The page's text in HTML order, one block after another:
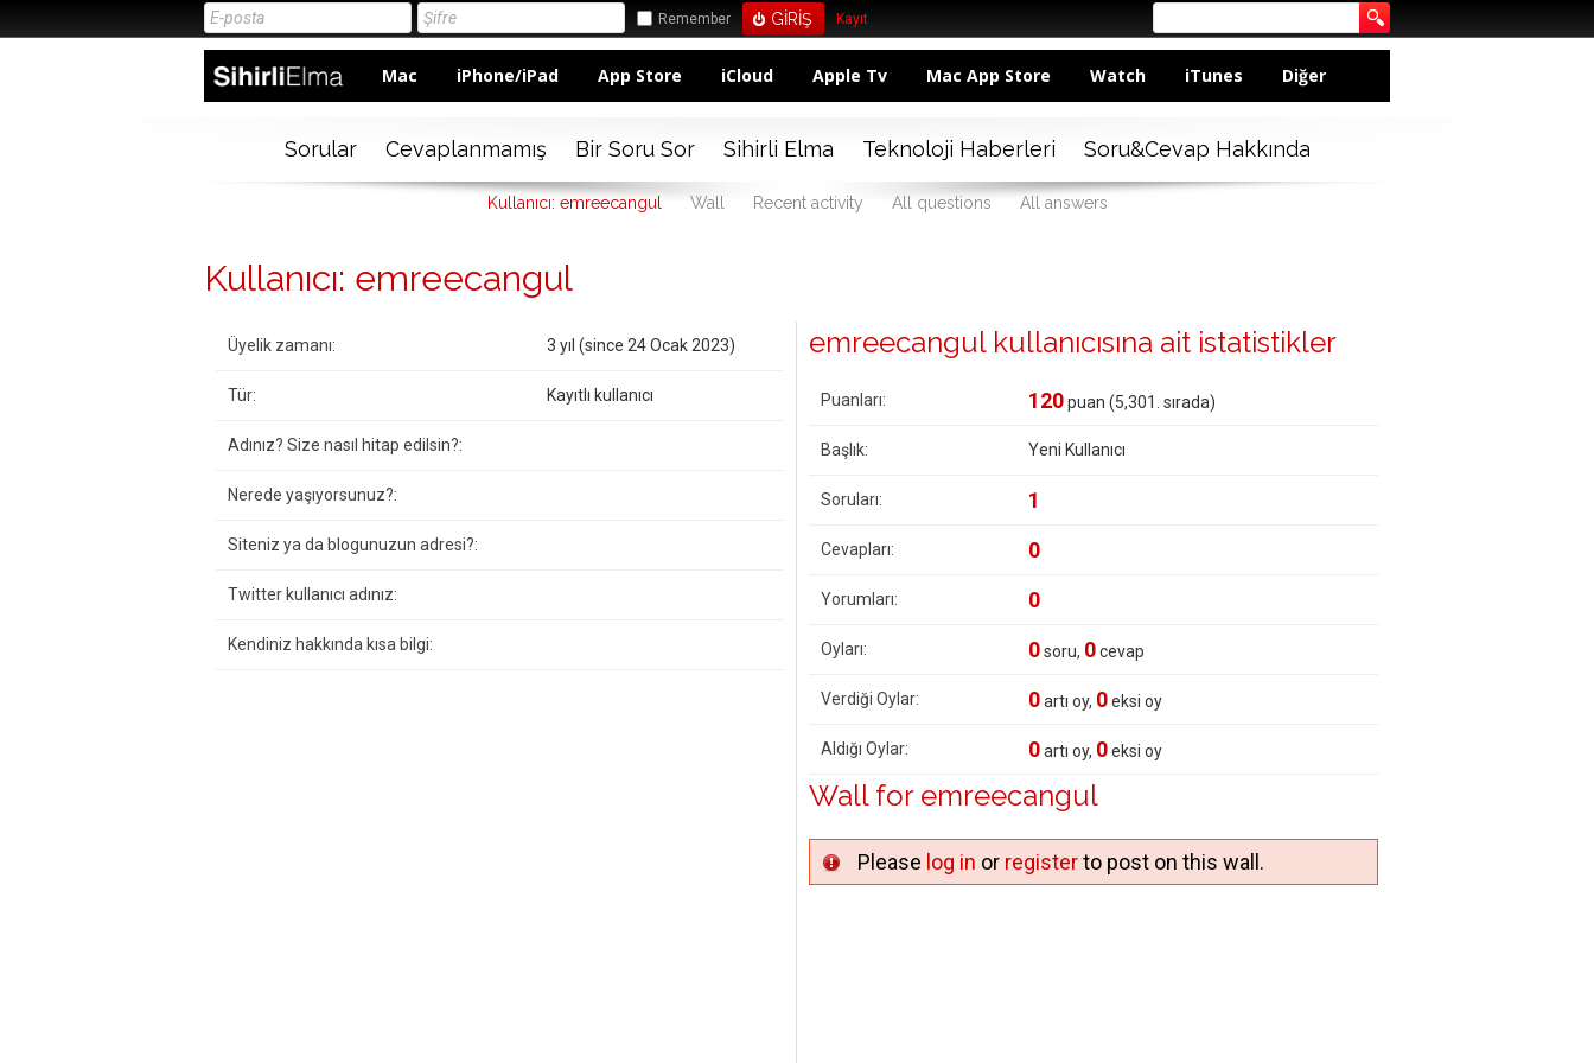
Remember Kayıt
Mac iPhone/iPad App Store iCloud Apple Tv Mac App Store Watch iTunes Diğer
Sorular Cevaplanmamış Bir Soru Sor Sihirli Elma Teknoloji Haberleri Soru&Cevap Hakkında
Kullanıcı: emreecangul Wall Recent activity All questions All answers
Kullanıcı: emreecangul
Üyelik zamanı: 3 yıl (since 24 Ocak 2023)
Tür: Kayıtlı kullanıcı
Adınız? Size nasıl hitap edilsin?:
Nerede yaşıyorsunuz?:
Siteniz ya da blogunuzun adresi?:
Twitter kullanıcı adınız:
Kendiniz hakkında kısa bilgi:
emreecangul kullanıcısına ait istatistikler
Puanları: 120puan (5,301 . sırada)
Başlık: Yeni Kullanıcı
Soruları: 1
Cevapları: 0
Yorumları: 0
Oyları: 0soru, 0cevap
Verdiği Oylar: 0artı oy, 0eksi oy
Aldığı Oylar: 0artı oy, 0eksi oy
Wall for emreecangul
Please log in or registerto post on this wall.